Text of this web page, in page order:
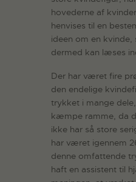
hovederne af
henvises til en
ideen om en kvinde,
dermed kan læses
Der har været fire
den endelige
trykket i mange
kæmpe ramme, da
ikke har så store
har været igennem
denne omfattende
haft en assistent til